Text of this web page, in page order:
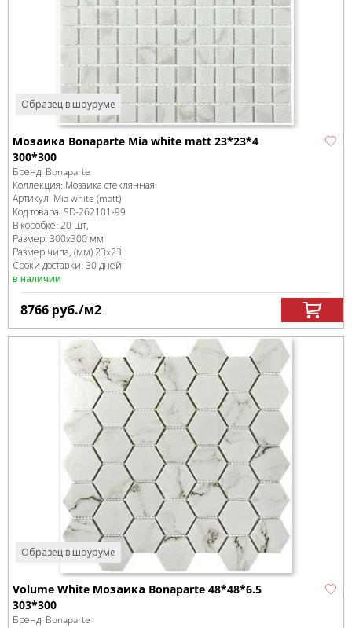
Образец в шоуруме
Мозаика Bonaparte Mia white matt 23*23*4
300*300
Бренд: Bonaparte
Коллекция: Мозаика стеклянная
Артикул: Mia white (matt)
Код товара: SD-262101-99
В коробке: 20 шт,
Размер: 300x300 мм
Размер чипа, (мм)23x23
Сроки доставки: 30 дней
в наличии
8766 руб./м2
Образец в шоуруме
Volume White Мозаика Bonaparte 48*48*6.5
303*300
Бренд: Bonaparte